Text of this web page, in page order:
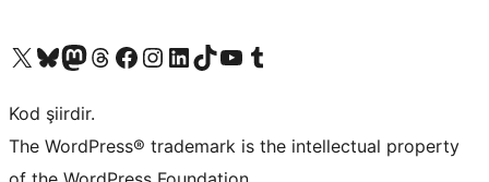
X (eski Twitter) hesabımıza bakın
Bluesky hesabımızı ziyaret edinMastodon hesabımızı ziyaret edinThreads hesabımızı ziyaret edinFacebook sayfamızı ziyaret edinInstagram hesabımızı ziyaret edinLinkedIn hesabımızı ziyaret edinTikTok hesabımızı ziyaret edinYouTube kanalımızı ziyaret edinTumblr hesabımızı ziyaret edin
Kod şiirdir.
The WordPress® trademark is the intellectual property